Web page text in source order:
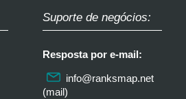
Suporte de negócios:
Resposta por e-mail:
info@ranksmap.net
(mail)